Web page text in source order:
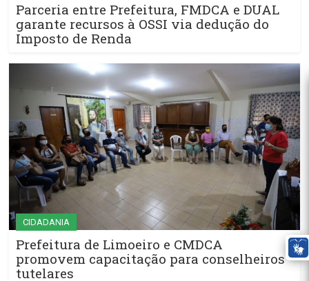
Parceria entre Prefeitura, FMDCA e DUAL
garante recursos à OSSI via dedução do
Imposto de Renda
CIDADANIA
Prefeitura de Limoeiro e CMDCA
promovem capacitação para conselheiros
tutelares